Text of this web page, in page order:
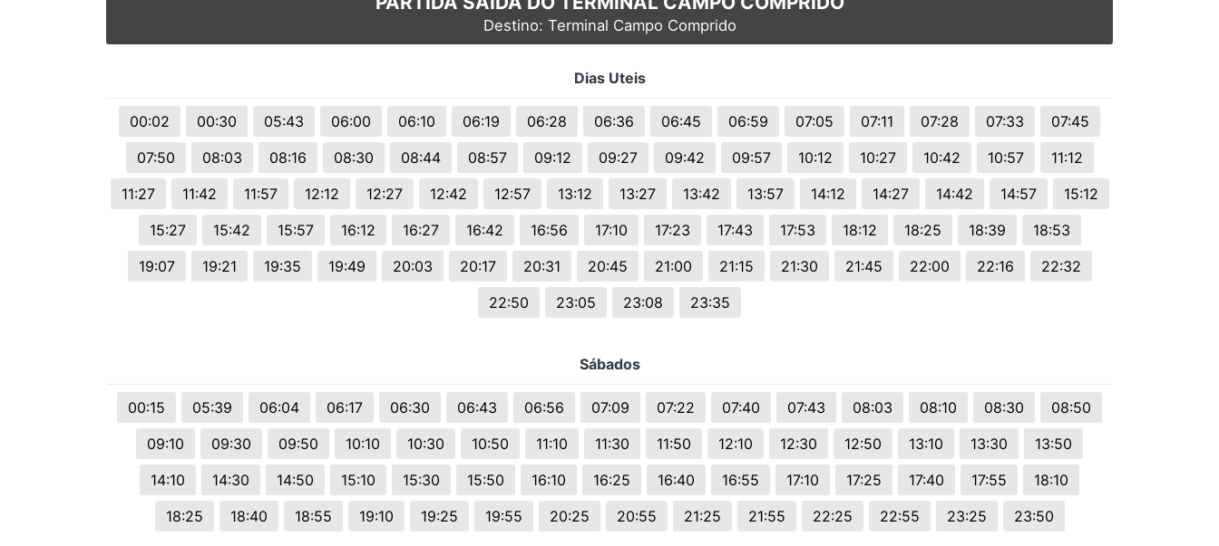
Destino: Terminal Campo Comprido
Dias Uteis
00:02 00:30 05:43 06:00 06:10 06:19 06:28 06:36 06:45 06:59 07:05 07:11 07:28 07:33
07:45
07:50
08:03 08:16 08:30 08:44 08:57 09:12 09:27 09:42 09:57 10:12 10:27 10:42 10:57
11:12
11:27
11:42 11:57 12:12 12:27 12:42 12:57 13:12 13:27 13:42 13:57 14:12 14:27 14:42 14:57
15:12
15:27
15:42 15:57 16:12 16:27 16:42 16:56 17:10 17:23 17:43 17:53 18:12 18:25 18:39
18:53
19:07
19:21 19:35 19:49 20:03 20:17 20:31 20:45 21:00 21:15 21:30 21:45 22:00 22:16
22:32
22:50
23:05 23:08 23:35
Sábados
00:15 05:39 06:04 06:17 06:30 06:43 06:56 07:09 07:22 07:40 07:43 08:03 08:10 08:30
08:50
09:10
09:30 09:50 10:10 10:30 10:50 11:10 11:30 11:50 12:10 12:30 12:50 13:10 13:30
13:50
14:10
14:30 14:50 15:10 15:30 15:50 16:10 16:25 16:40 16:55 17:10 17:25 17:40 17:55
18:10
18:25
18:40 18:55 19:10 19:25 19:55 20:25 20:55 21:25 21:55 22:25 22:55 23:25 23:50